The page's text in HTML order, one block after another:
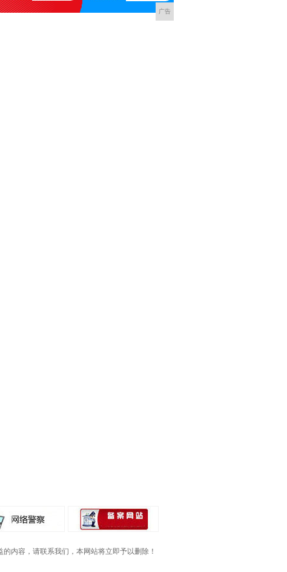
广告
内容，请联系我们，本网站将立即予以删除！